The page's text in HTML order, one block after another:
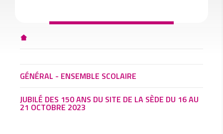
GÉNÉRAL - ENSEMBLE SCOLAIRE
JUBILÉ DES 150 ANS DU SITE DE LA SÈDE DU 16 AU
21 OCTOBRE 2023